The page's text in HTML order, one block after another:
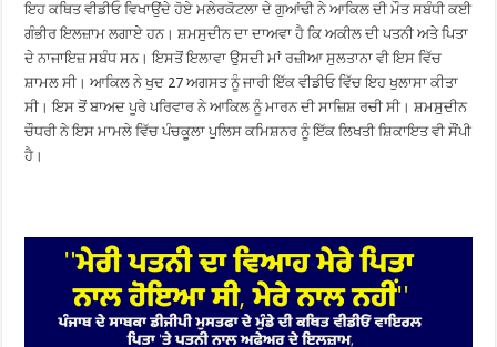
ਇਹ ਕਥਿਤ ਵੀਡੀਓ ਵਿਖਾਉਂਦੇ ਹੋਏ ਮਲੇਰਕੋਟਲਾ ਦੇ ਗੁਆਂਢੀ ਨੇ ਆਕਿਲ ਦੀ ਮੌਤ ਸਬੰਧੀ ਕਈ
ਗੰਭੀਰ ਇਲਜ਼ਾਮ ਲਗਾਏ ਹਨ। ਸ਼ਮਸੁਦੀਨ ਦਾ ਦਾਅਵਾ ਹੈ ਕਿ ਅਕੀਲ ਦੀ ਪਤਨੀ ਅਤੇ ਪਿਤਾ
ਦੇ ਨਾਜਾਇਜ਼ ਸਬੰਧ ਸਨ। ਇਸਤੋਂ ਇਲਾਵਾ ਉਸਦੀ ਮਾਂ ਰਜ਼ੀਆ ਸੁਲਤਾਨਾ ਵੀ ਇਸ ਵਿੱਚ
ਸ਼ਾਮਲ ਸੀ। ਆਕਿਲ ਨੇ ਖੁਦ 27 ਅਗਸਤ ਨੂੰ ਜਾਰੀ ਇੱਕ ਵੀਡੀਓ ਵਿੱਚ ਇਹ ਖੁਲਾਸਾ ਕੀਤਾ
ਸੀ। ਇਸ ਤੋਂ ਬਾਅਦ ਪੂਰੇ ਪਰਿਵਾਰ ਨੇ ਆਕਿਲ ਨੂੰ ਮਾਰਨ ਦੀ ਸਾਜ਼ਿਸ਼ ਰਚੀ ਸੀ। ਸ਼ਮਸੁਦੀਨ
ਚੌਧਰੀ ਨੇ ਇਸ ਮਾਮਲੇ ਵਿੱਚ ਪੰਚਕੂਲਾ ਪੁਲਿਸ ਕਮਿਸ਼ਨਰ ਨੂੰ ਇੱਕ ਲਿਖਤੀ ਸ਼ਿਕਾਇਤ ਵੀ ਸੌਂਪੀ
ਹੈ।